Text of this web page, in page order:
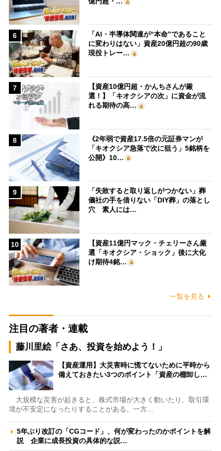
6
「AI・半導体関連が“本命”であること
に変わりはない」資産20億円超の90歳
現役トレー…
7
【資産10億円超・かんちさんが厳
選！】「キオクシアの次」に資金が流
れる期待の高…
8
《2年弱で資産17.5倍の元証券マンが
「キオクシア急落で次に狙う」5銘柄を
公開》10…
9
「失敗すると取り返しがつかない」葬
儀社の手を借りない「DIY葬」の落とし
穴 素人には…
10
【資産11億円マック・チェリーさん厳
選「キオクシア・ショック」後に大化
け期待4銘…
一覧を見る
注目の著者・連載
藤川里絵「さあ、投資を始めよう！」
【資産運用】大災害時に慌てないために平時から
備えておきたい3つのポイント「資産の棚卸し…
大規模な災害が起きると、株式市場が大きく動いたり、取引環
境が不安定になったりすることがある。一方…
5年ぶり改訂の「CGコード」、何が変わったのかポイントを解
説 企業に成長投資の具体的な説…